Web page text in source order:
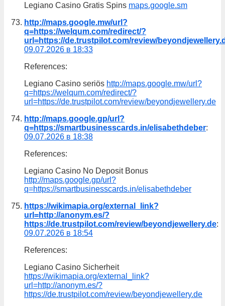
Legiano Casino Gratis Spins maps.google.sm
http://maps.google.mw/url?
q=https://welqum.com/redirect/?
url=https://de.trustpilot.com/review/
09.07.2026 в 18:33
References:
Legiano Casino seriös http://maps.google.mw/url?
q=https://welqum.com/redirect/?
url=https://de.trustpilot.com/review/beyondjewellery.de
http://maps.google.gp/url?
q=https://smartbusinesscards.in/elisabethdeber:
09.07.2026 в 18:38
References:
Legiano Casino No Deposit Bonus
http://maps.google.gp/url?
q=https://smartbusinesscards.in/elisabethdeber
https://wikimapia.org/external_link?
url=http://anonym.es/?
https://de.trustpilot.com/review/beyondjewellery.de:
09.07.2026 в 18:54
References:
Legiano Casino Sicherheit
https://wikimapia.org/external_link?
url=http://anonym.es/?
https://de.trustpilot.com/review/beyondjewellery.de